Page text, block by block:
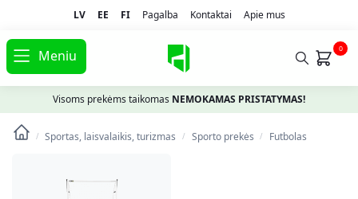
LV EE FI Pagalba Kontaktai Apie mus
Meniu 0
Visoms prekėms taikomas NEMOKAMAS PRISTATYMAS!
/ Sportas, laisvalaikis, turizmas / Spоrto prekės / Futbolas